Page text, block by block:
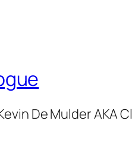
De Mulder AKA